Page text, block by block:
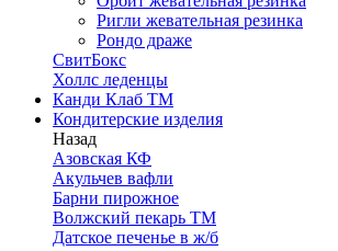
Ригли жевательная резинка
Рондо драже
СвитБокс
Холлс леденцы
Канди Клаб ТМ
Кондитерские изделия
Назад
Азовская КФ
Акульчев вафли
Барни пирожное
Волжский пекарь ТМ
Датское печенье в ж/б